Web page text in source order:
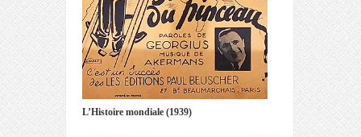
L’Histoire mondiale (1939)